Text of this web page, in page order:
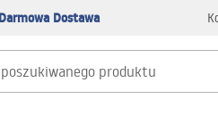
Darmowa Dostawa